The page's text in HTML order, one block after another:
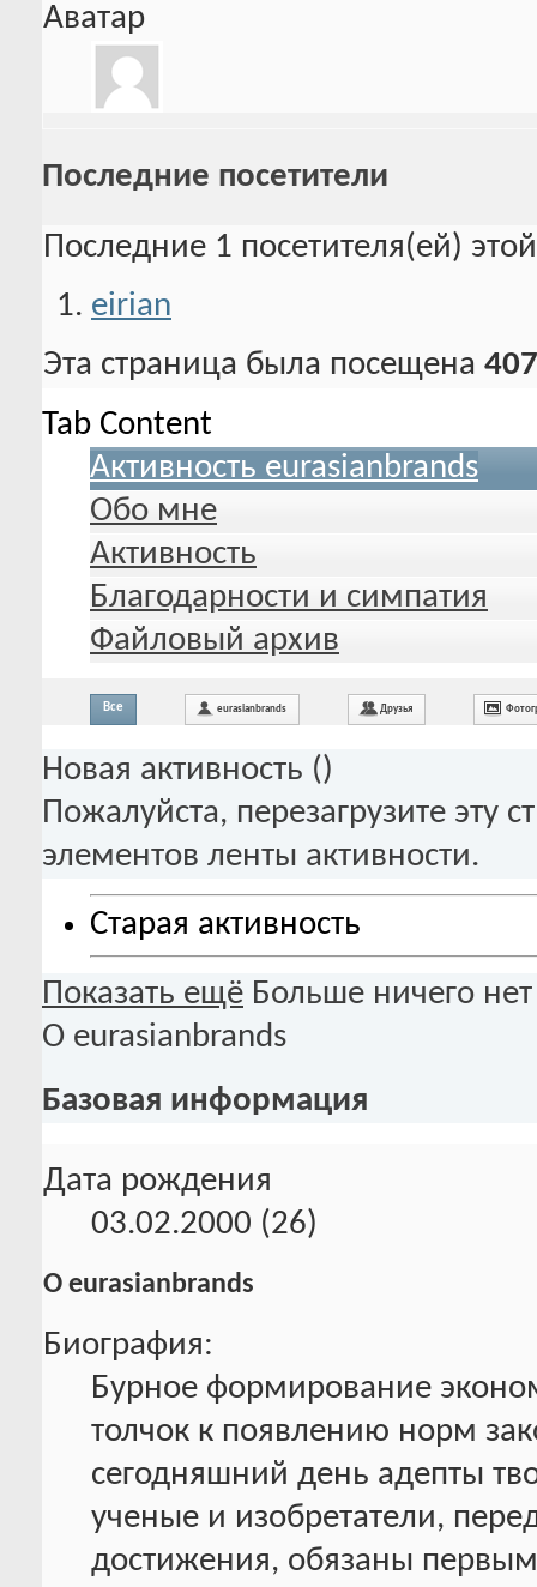
Аватар
Последние посетители
Последние 1 посетителя(ей)
eirian
Эта страница была посещена 407
Tab Content
Активность eurasianbrands
Обо мне
Активность
Благодарности и симпатия
Файловый архив
Все eurasianbrands Друзья
Новая активность ()
Пожалуйста, перезагрузите эту
элементов ленты активности.
Старая активность
Показать ещё Больше ничего нет
О eurasianbrands
Базовая информация
Дата рождения
03.02.2000 (26)
О eurasianbrands
Биография:
Бурное формирование
толчок к появлению норм
сегодняшний день адепты
ученые и изобретатели,
достижения, обязаны